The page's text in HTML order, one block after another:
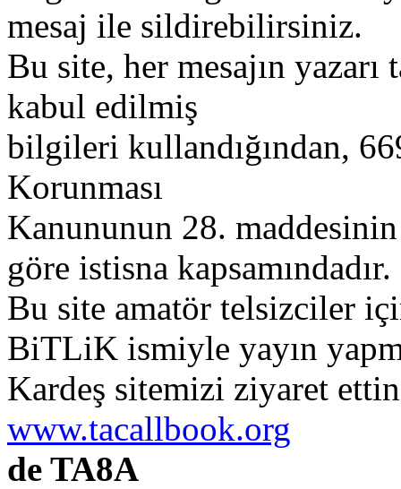
mesaj ile sildirebilirsiniz.
Bu site, her mesajın
kabul edilmiş
bilgileri kullandığından,
Korunması
Kanununun 28. maddesinin
göre istisna kapsamındadır.
Bu site amatör telsizciler
BiTLiK ismiyle yayın
Kardeş sitemizi ziyaret
www.tacallbook.org
de TA8A